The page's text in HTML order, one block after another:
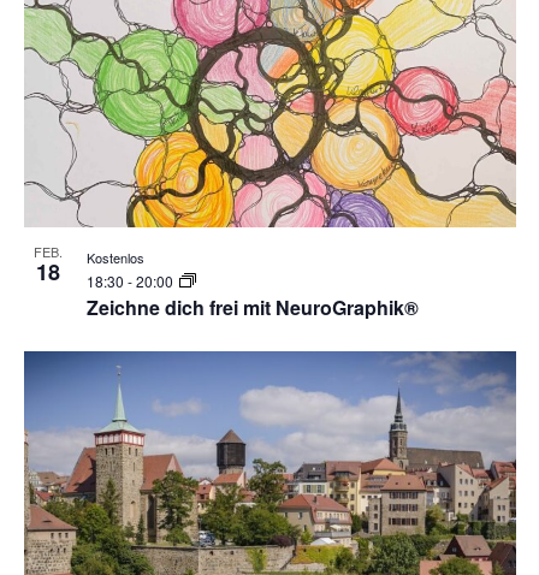
FEB.
18
Zeichne dich frei mit NeuroGraphik®
18:30 -20:00
Kostenlos